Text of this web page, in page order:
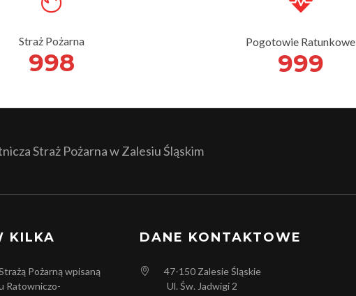
Straż Pożarna
998
Pogotowie Ratunkowe
999
Straż Pożarna w Zalesiu Śląskim
KILKA
Pożarną wpisaną
Ratowniczo-
DANE KONTAKTOWE
47-150 Zalesie Śląskie
Ul. Św. Jadwigi 2